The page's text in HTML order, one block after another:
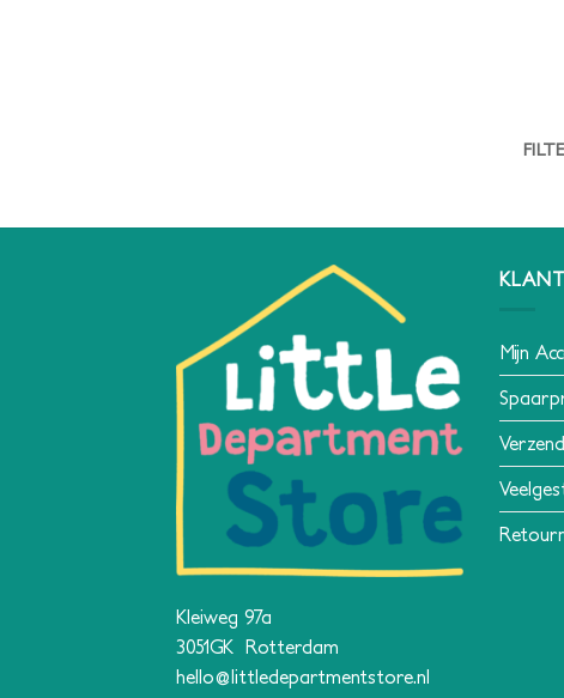
Kleiweg 97a
3051GK Rotterdam
hello@littledepartmentstore.nl
Mijn